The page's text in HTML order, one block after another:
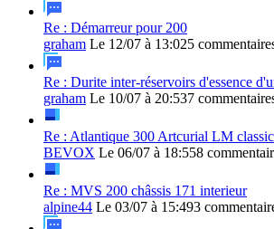
Re : Démarreur pour 200
graham Le 12/07 à 13:025
Re : Durite inter-réservoirs d'essence
graham Le 10/07 à 20:537
Re : Atlantique 300 Artcurial LM classic
BEVOX Le 06/07 à 18:558
Re : MVS 200 châssis 171 interieur
alpine44 Le 03/07 à 15:493